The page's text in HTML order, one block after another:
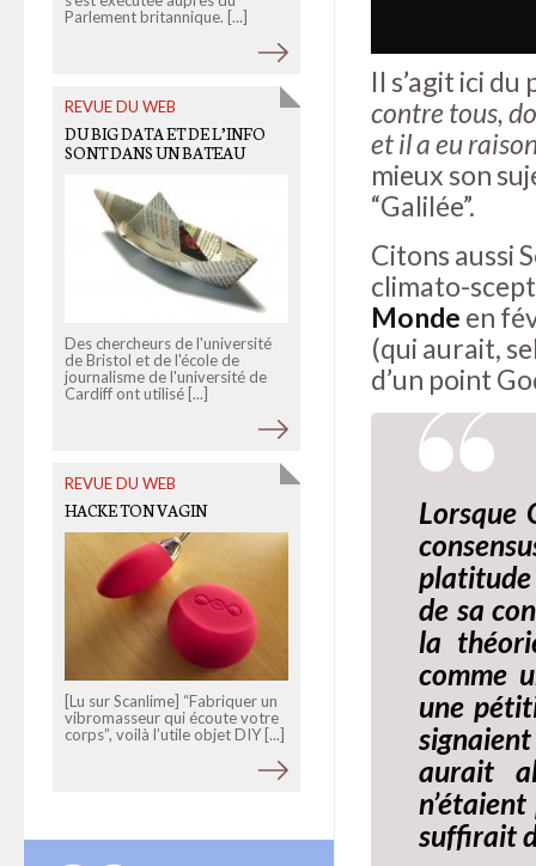
Il s’agit ici
contre tous,
et il a eu
mieux son
“Galilée”.
Citons aussi
climato-
Monde en
(qui aurait,
d’un point
Lorsque
de sa
la
comme
une
aurait
suffirait
Parlement britannique. [...]
REVUE DU WEB
DU BIG DATA ET DE L’INFO
SONT DANS UN BATEAU
Des chercheurs de l'université
de Bristol et de l'école de
journalisme de l'université de
Cardiff ont utilisé [...]
REVUE DU WEB
HACKE TON VAGIN
[Lu sur Scanlime] “Fabriquer un
vibromasseur qui écoute votre
corps”, voilà l’utile objet DIY [...]
OLD LINKS
LE JIHAD SELON TWITTER
Après les sites d'information et
les forums spécialisés, les
jihadistes investissent les
réseaux sociaux, [...]